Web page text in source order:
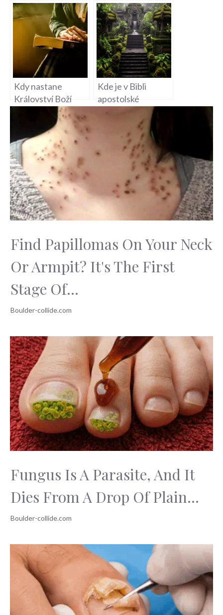
Knihkupectví s
bohatým výběrem
posvátných textů
identita
Kdy nastane
Království Boží
Kde je v Bibli
apostolské
vyznání: Hledání
víry v posvátném
Find Papillomas On Your Neck
Or Armpit? It's The First
Stage Of...
Fungus Is A Parasite, And It
Dies From A Drop Of Plain...